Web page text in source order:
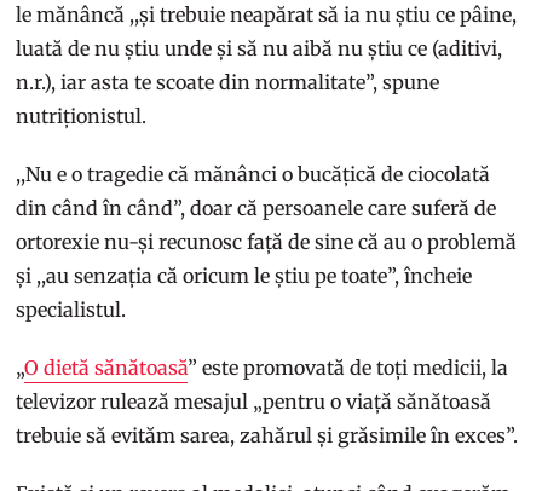
le mănâncă ,,și trebuie neapărat să ia nu știu ce pâine,
luată de nu știu unde și să nu aibă nu știu ce (aditivi,
n.r.), iar asta te scoate din normalitate”, spune
nutriționistul.
,,Nu e o tragedie că mănânci o bucățică de ciocolată
din când în când”, doar că persoanele care suferă de
ortorexie nu-și recunosc față de sine că au o problemă
și ,,au senzația că oricum le știu pe toate”, încheie
specialistul.
„O dietă sănătoasă” este promovată de toți medicii, la
televizor rulează mesajul „pentru o viață sănătoasă
trebuie să evităm sarea, zahărul și grăsimile în exces”.